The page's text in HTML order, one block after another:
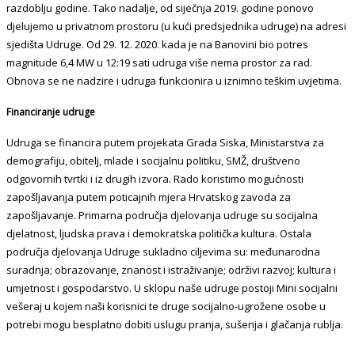
razdoblju godine. Tako nadalje, od siječnja 2019. godine ponovo
djelujemo u privatnom prostoru (u kući predsjednika udruge) na adresi
sjedišta Udruge. Od 29. 12. 2020. kada je na Banovini bio potres
magnitude 6,4 MW u 12:19 sati udruga više nema prostor za rad.
Obnova se ne nadzire i udruga funkcionira u iznimno teškim uvjetima.
Financiranje udruge
Udruga se financira putem projekata Grada Siska, Ministarstva za
demografiju, obitelj, mlade i socijalnu politiku, SMŽ, društveno
odgovornih tvrtki i iz drugih izvora. Rado koristimo mogućnosti
zapošljavanja putem poticajnih mjera Hrvatskog zavoda za
zapošljavanje. Primarna područja djelovanja udruge su socijalna
djelatnost, ljudska prava i demokratska politička kultura. Ostala
područja djelovanja Udruge sukladno ciljevima su: međunarodna
suradnja; obrazovanje, znanost i istraživanje; održivi razvoj; kultura i
umjetnost i gospodarstvo. U sklopu naše udruge postoji Mini socijalni
vešeraj u kojem naši korisnici te druge socijalno-ugrožene osobe u
potrebi mogu besplatno dobiti uslugu pranja, sušenja i glačanja rublja.